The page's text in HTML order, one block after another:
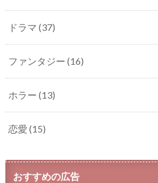
ドラマ (37)
ファンタジー (16)
ホラー (13)
恋愛 (15)
おすすめの広告